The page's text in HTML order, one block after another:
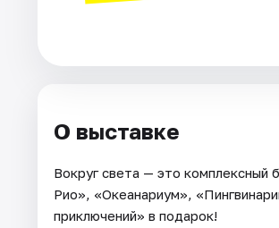
О выставке
Вокруг света — это комплексный
Рио», «Океанариум»,
приключений» в подарок!